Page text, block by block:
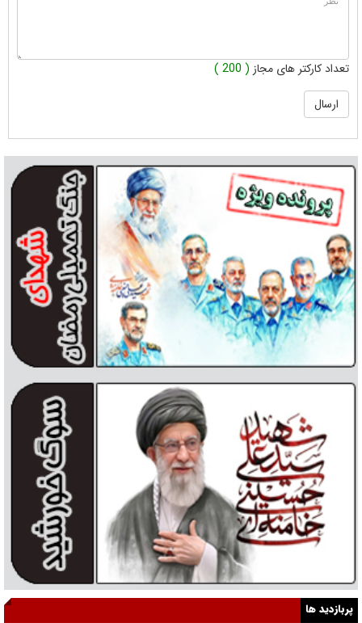
تعداد کارکتر های مجاز ( 200 )
پربازدید ها